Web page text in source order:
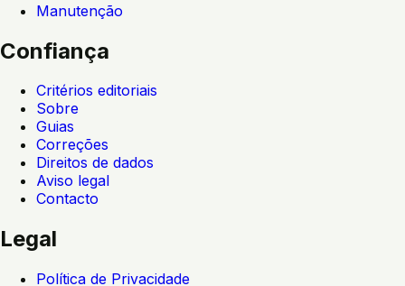
Manutenção
Confiança
Critérios editoriais
Sobre
Guias
Correções
Direitos de dados
Aviso legal
Contacto
Legal
Política de Privacidade